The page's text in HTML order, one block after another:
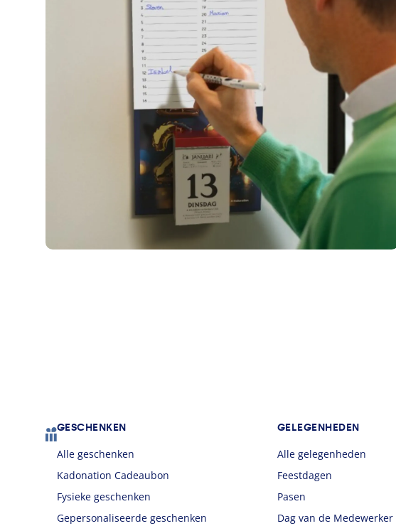
Footer
GESCHENKEN
Alle geschenken
Kadonation Cadeaubon
Fysieke geschenken
Gepersonaliseerde geschenken
GELEGENHEDEN
Alle gelegenheden
Feestdagen
Pasen
Dag van de Medewerker